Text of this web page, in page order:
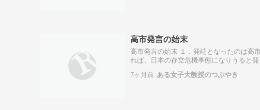
高市発言の始末
高市発言の始末 １．発端となったのは高
れば、日本の存立危機事態になりうると
7ヶ月前 ある女子大教授のつぶやき